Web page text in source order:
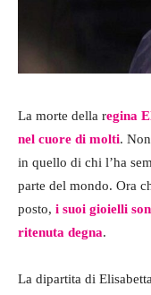
La morte della regina
nel cuore di molti.
in quello di chi l’ha
parte del mondo. Ora
posto, i suoi gioielli
ritenuta degna.
La dipartita di